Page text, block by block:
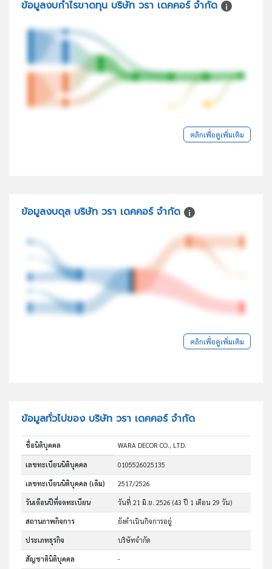
ข้อมูลงบกำไรขาดทุน บริษัท วรา เดคคอร์ จำกัด
คลิกเพื่อดูเพิ่มเติม
ข้อมูลงบดุล บริษัท วรา เดคคอร์ จำกัด
คลิกเพื่อดูเพิ่มเติม
ข้อมูลทั่วไปของ บริษัท วรา เดคคอร์ จำกัด
ชื่อนิติบุคคล WARA DECOR CO., LTD.
เลขทะเบียนนิติบุคคล 0105526025135
เลขทะเบียนนิติบุคคล (เดิม) 2517/2526
วันเดือนปีที่จดทะเบียน วันที่ 21 มิ.ย. 2526(43 ปี 1 เดือน 29 วัน)
สถานภาพกิจการ ยังดำเนินกิจการอยู่
ประเภทธุรกิจ บริษัทจำกัด
สัญชาตินิติบุคคล -